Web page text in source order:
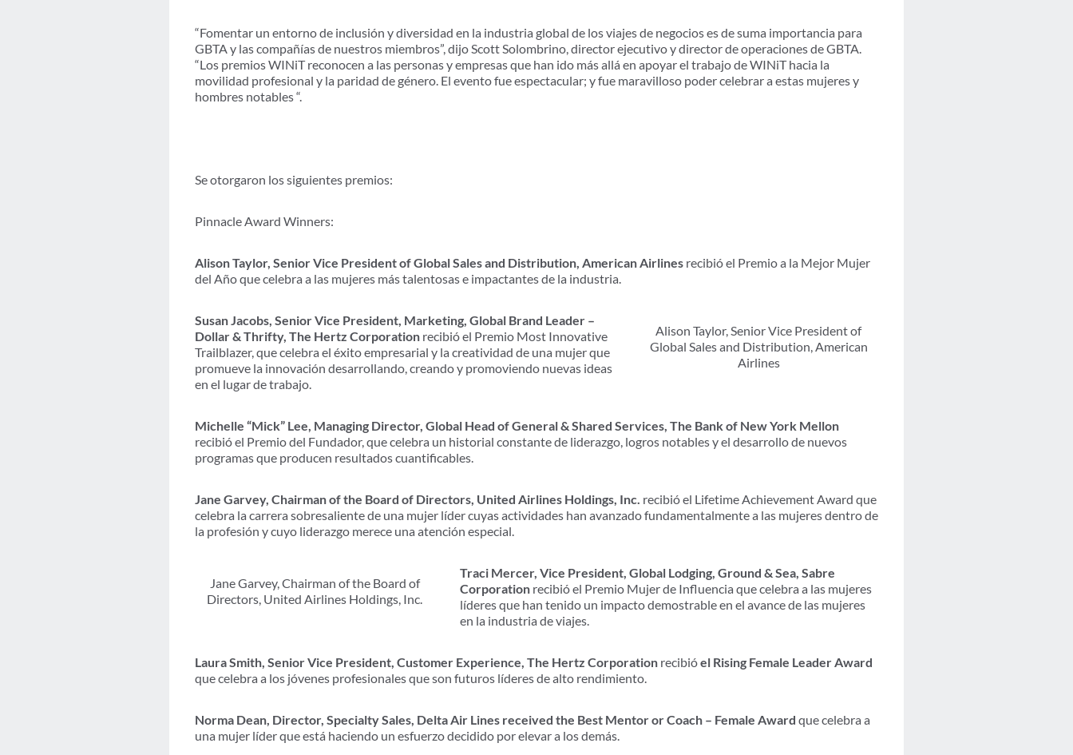
“Fomentar un entorno de inclusión y diversidad en la industria global de los viajes de negocios es de suma importancia para
GBTA y las compañías de nuestros miembros”, dijo Scott Solombrino, director ejecutivo y director de operaciones de GBTA.
“Los premios WINiT reconocen a las personas y empresas que han ido más allá en apoyar el trabajo de WINiT hacia la
movilidad profesional y la paridad de género. El evento fue espectacular; y fue maravilloso poder celebrar a estas mujeres y
hombres notables “.
Se otorgaron los siguientes premios:
Pinnacle Award Winners:
Alison Taylor, Senior Vice President of Global Sales and Distribution, American Airlines recibió el Premio a la Mejor Mujer
del Año que celebra a las mujeres más talentosas e impactantes de la industria.
Alison Taylor, Senior Vice President of
Global Sales and Distribution, American
Airlines
Susan Jacobs, Senior Vice President, Marketing, Global Brand Leader –
Dollar & Thrifty, The Hertz Corporation recibió el Premio Most Innovative
Trailblazer, que celebra el éxito empresarial y la creatividad de una mujer que
promueve la innovación desarrollando, creando y promoviendo nuevas ideas
en el lugar de trabajo.
Michelle “Mick” Lee, Managing Director, Global Head of General & Shared Services, The Bank of New York Mellon
recibió el Premio del Fundador, que celebra un historial constante de liderazgo, logros notables y el desarrollo de nuevos
programas que producen resultados cuantificables.
Jane Garvey, Chairman of the Board of Directors, United Airlines Holdings, Inc. recibió el Lifetime Achievement Award que
celebra la carrera sobresaliente de una mujer líder cuyas actividades han avanzado fundamentalmente a las mujeres dentro de
la profesión y cuyo liderazgo merece una atención especial.
Jane Garvey, Chairman of the Board of
Directors, United Airlines Holdings, Inc.
Traci Mercer, Vice President, Global Lodging, Ground & Sea, Sabre
Corporation recibió el Premio Mujer de Influencia que celebra a las mujeres
líderes que han tenido un impacto demostrable en el avance de las mujeres
en la industria de viajes.
Laura Smith, Senior Vice President, Customer Experience, The Hertz Corporation recibióel Rising Female Leader Award
que celebra a los jóvenes profesionales que son futuros líderes de alto rendimiento.
Norma Dean, Director, Specialty Sales, Delta Air Lines received the Best Mentor or Coach – Female Award que celebra a
una mujer líder que está haciendo un esfuerzo decidido por elevar a los demás.